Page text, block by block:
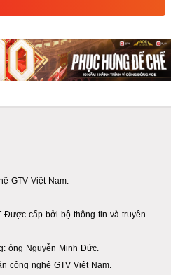
GTV Việt Nam.
Được cấp bởi bộ thông tin và truyền
ông Nguyễn Minh Đức.
công nghệ GTV Việt Nam.